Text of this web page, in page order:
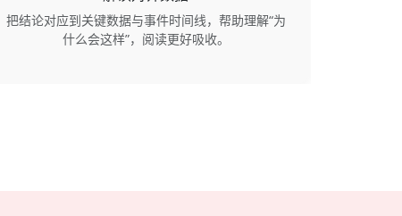
把结论对应到关键数据与事件时间线，帮助理解“为
什么会这样”，阅读更好吸收。